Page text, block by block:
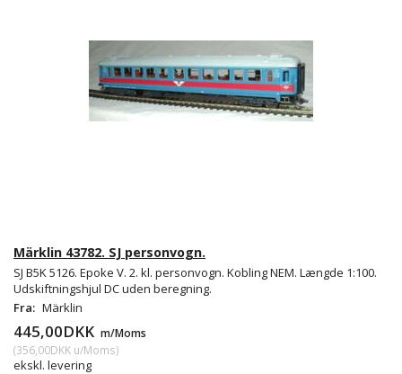
Märklin 43782. SJ personvogn.
SJ B5K 5126. Epoke V. 2. kl. personvogn. Kobling NEM. Længde 1:100.
Udskiftningshjul DC uden beregning.
Fra: Märklin
445,00DKK m/Moms
(356,00DKK u/Moms)
ekskl. levering